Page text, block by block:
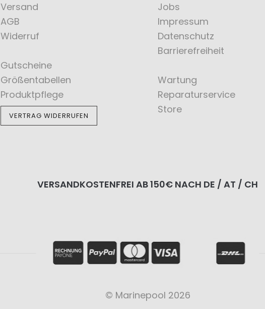
Versand
AGB
Widerruf
Gutscheine
Größentabellen
Produktpflege
VERTRAG WIDERRUFEN
Jobs
Impressum
Datenschutz
Barrierefreiheit
Wartung
Reparaturservice
Store
VERSANDKOSTENFREI AB 150€ NACH DE / AT / CH
© Marinepool 2026